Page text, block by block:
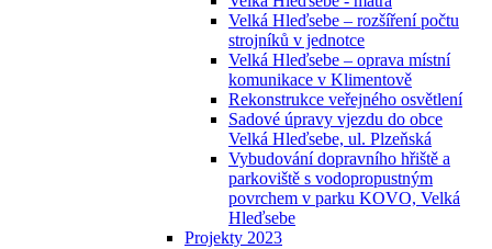
Velká Hleďsebe – rozšíření počtu
strojníků v jednotce
Velká Hleďsebe – oprava místní
komunikace v Klimentově
Rekonstrukce veřejného osvětlení
Sadové úpravy vjezdu do obce
Velká Hleďsebe, ul. Plzeňská
Vybudování dopravního hřiště a
parkoviště s vodopropustným
povrchem v parku KOVO, Velká
Hleďsebe
Projekty 2023